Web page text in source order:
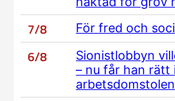
7/8 För fred och
6/8
Sionistlobbyn
– nu får han rätt
arbetsdomstolen